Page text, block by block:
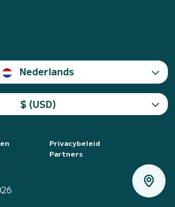
Nederlands
$ (USD)
Privacybeleid
Partners